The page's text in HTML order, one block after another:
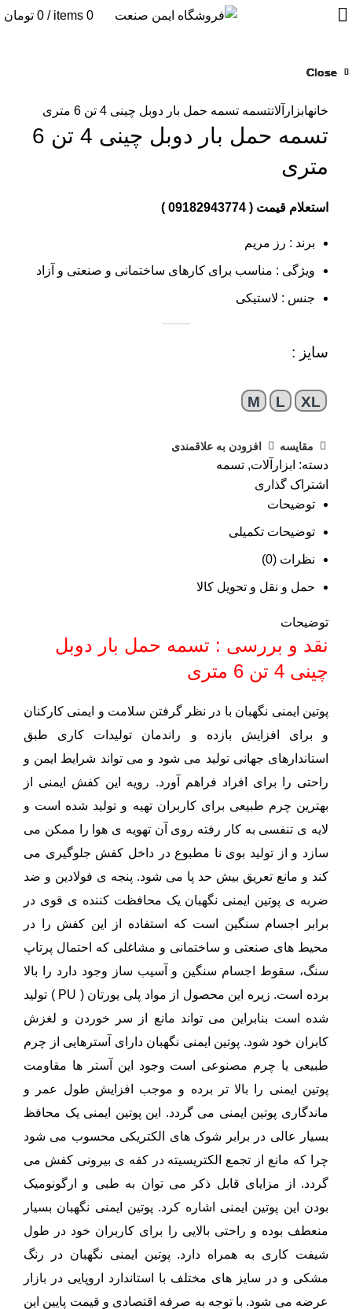
0
items
/
0 تومان
خانهابزارآلاتتسمه تسمه حمل بار دوبل چینی 4 تن 6 متری
تسمه حمل بار دوبل چینی 4 تن 6
متری
استعلام قیمت ( 09182943774 )
برند : رز مریم
ویژگی : مناسب برای کارهای ساختمانی و صنعتی و آزاد
جنس : لاستیکی
سایز :
M L XL
مقایسه افزودن به علاقمندی
دسته: ابزارآلات, تسمه
اشتراک گذاری
توضیحات
توضیحات تکمیلی
نظرات (0)
حمل و نقل و تحویل کالا
توضیحات
نقد و بررسی : تسمه حمل بار دوبل
چینی 4 تن 6 متری
پوتین ایمنی نگهبان با در نظر گرفتن سلامت و ایمنی کارکنان
و برای افزایش بازده و راندمان تولیدات کاری طبق
استاندارهای جهانی تولید می شود و می تواند شرایط ایمن و
راحتی را برای افراد فراهم آورد. رویه این کفش ایمنی از
بهترین چرم طبیعی برای کاربران تهیه و تولید شده است و
لایه ی تنفسی به کار رفته روی آن تهویه ی هوا را ممکن می
سازد و از تولید بوی نا مطبوع در داخل کفش جلوگیری می
کند و مانع تعریق بیش حد پا می شود. پنجه ی فولادین و ضد
ضربه ی پوتین ایمنی نگهبان یک محافظت کننده ی قوی در
برابر اجسام سنگین است که استفاده از این کفش را در
محیط های صنعتی و ساختمانی و مشاغلی که احتمال پرتاپ
سنگ، سقوط اجسام سنگین و آسیب ساز وجود دارد را بالا
برده است. زیره این محصول از مواد پلی یورتان ( PU ) تولید
شده است بنابراین می تواند مانع از سر خوردن و لغزش
کابران خود شود. پوتین ایمنی نگهبان دارای آسترهایی از چرم
طبیعی یا چرم مصنوعی است وجود این آستر ها مقاومت
پوتین ایمنی را بالا تر برده و موجب افزایش طول عمر و
ماندگاری پوتین ایمنی می گردد. این پوتین ایمنی یک محافظ
بسیار عالی در برابر شوک های الکتریکی محسوب می شود
چرا که مانع از تجمع الکتریسیته در کفه ی بیرونی کفش می
گردد. از مزایای قابل ذکر می توان به طبی و ارگونومیک
بودن این پوتین ایمنی اشاره کرد. پوتین ایمنی نگهبان بسیار
منعطف بوده و راحتی بالایی را برای کاربران خود در طول
شیفت کاری به همراه دارد. پوتین ایمنی نگهبان در رنگ
مشکی و در سایز های مختلف با استاندارد اروپایی در بازار
عرضه می شود. با توجه به صرفه اقتصادی و قیمت پایین این
Close
Close
Close
Close
Close
Close
Close
Close